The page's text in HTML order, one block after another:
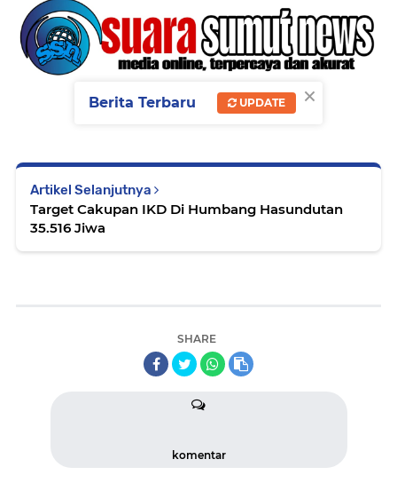
Artikel Selanjutnya
Target Cakupan IKD Di Humbang Hasundutan
35.516 Jiwa
SHARE
komentar
×
Berita Terbaru UPDATE